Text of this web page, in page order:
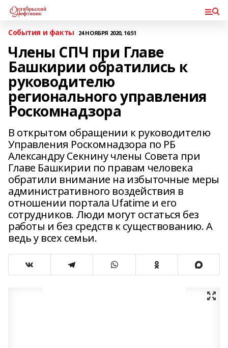
События и факты 24 НОЯБРЯ 2020, 16:51
Члены СПЧ при Главе
Башкирии обратились к
руководителю
регионального управления
Роскомнадзора
В открытом обращении к руководителю
Управления Роскомнадзора по РБ
Александру Секнину члены Совета при
Главе Башкирии по правам человека
обратили внимание на избыточные меры
административного воздействия в
отношении портала Ufatime и его
сотрудников. Люди могут остаться без
работы и без средств к существованию. А
ведь у всех семьи.